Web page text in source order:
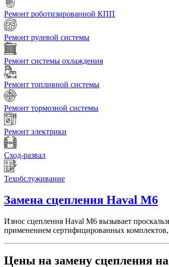
Ремонт роботизированной КПП
Ремонт рулевой системы
Ремонт системы охлаждения
Ремонт топливной системы
Ремонт тормозной системы
Ремонт электрики
Сход-развал
Техобслуживание
Замена сцепления Haval M6
Износ сцепления Haval M6 вызывает
применением сертифицированных комплектов,
Цены на замену сцепления